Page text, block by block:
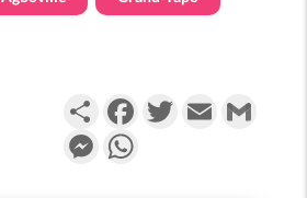
PartagerFacebookTwitterEmail
Messenger